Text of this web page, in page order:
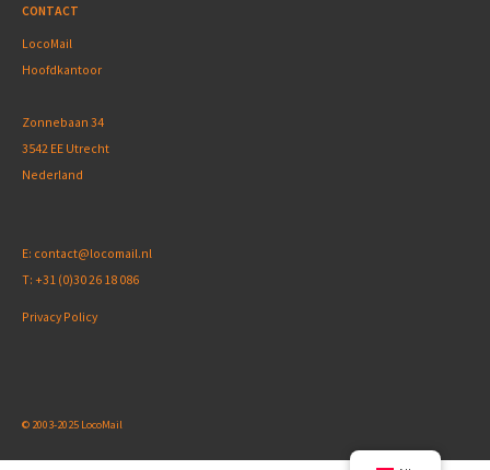
CONTACT
LocoMail
Hoofdkantoor
Zonnebaan 34
3542 EE Utrecht
Nederland
E: contact@locomail.nl
T: +31 (0)30 26 18 086
Privacy Policy
© 2003-2025 LocoMail